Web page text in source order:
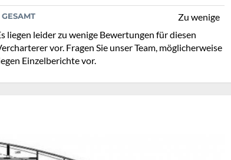
GESAMT
Zu wenige
liegen leider zu wenige Bewertungen für diesen
vor. Fragen Sie unser Team, möglicherweise
Einzelberichte vor.